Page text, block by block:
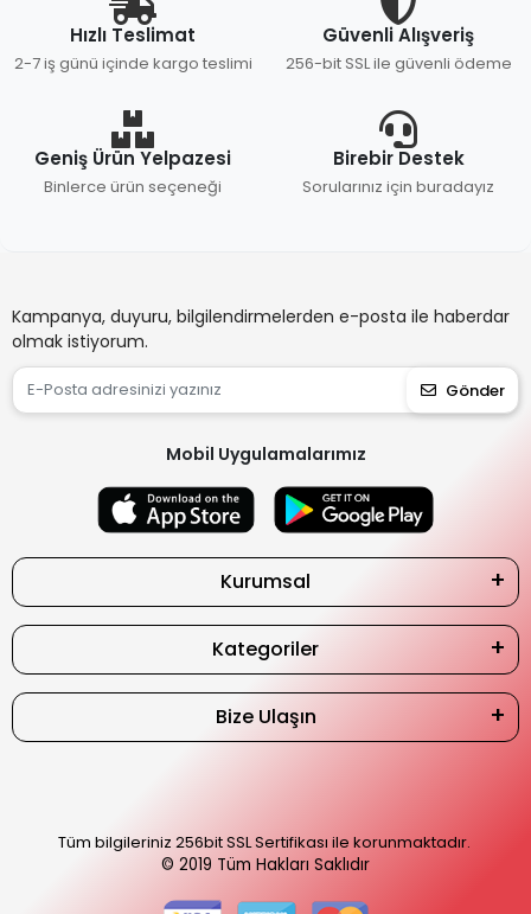
Hızlı Teslimat
2-7 iş günü içinde kargo teslimi
Güvenli Alışveriş
256-bit SSL ile güvenli ödeme
Geniş Ürün Yelpazesi
Binlerce ürün seçeneği
Birebir Destek
Sorularınız için buradayız
Kampanya, duyuru, bilgilendirmelerden e-posta ile haberdar
olmak istiyorum.
Gönder
Mobil Uygulamalarımız
Kurumsal
Kategoriler
Bize Ulaşın
Tüm bilgileriniz 256bit SSL Sertifikası ile korunmaktadır.
© 2019 Tüm Hakları Saklıdır